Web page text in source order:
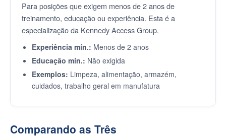
Para posições que exigem menos de 2 anos de
treinamento, educação ou experiência. Esta é a
especialização da Kennedy Access Group.
Experiência mín.: Menos de 2 anos
Educação mín.: Não exigida
Exemplos: Limpeza, alimentação, armazém,
cuidados, trabalho geral em manufatura
Comparando as Três